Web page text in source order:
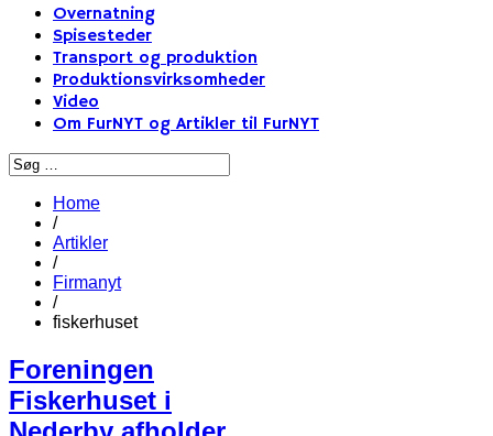
Overnatning
Spisesteder
Transport og produktion
Produktionsvirksomheder
Video
Om FurNYT og Artikler til FurNYT
Home
/
Artikler
/
Firmanyt
/
fiskerhuset
Foreningen
Fiskerhuset i